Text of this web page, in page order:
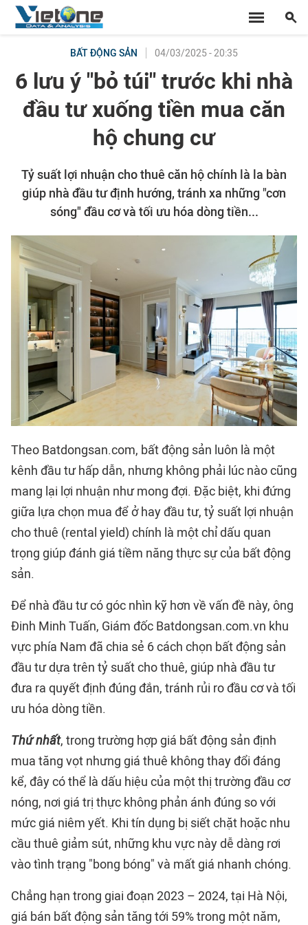
BẤT ĐỘNG SẢN 04/03/2025 - 20:35
6 lưu ý "bỏ túi" trước khi nhà
đầu tư xuống tiền mua căn
hộ chung cư
Tỷ suất lợi nhuận cho thuê căn hộ chính là la bàn
giúp nhà đầu tư định hướng, tránh xa những "cơn
sóng" đầu cơ và tối ưu hóa dòng tiền...
Theo Batdongsan.com, bất động sản luôn là một
kênh đầu tư hấp dẫn, nhưng không phải lúc nào cũng
mang lại lợi nhuận như mong đợi. Đặc biệt, khi đứng
giữa lựa chọn mua để ở hay đầu tư, tỷ suất lợi nhuận
cho thuê (rental yield) chính là một chỉ dấu quan
trọng giúp đánh giá tiềm năng thực sự của bất động
sản.
Để nhà đầu tư có góc nhìn kỹ hơn về vấn đề này, ông
Đinh Minh Tuấn, Giám đốc Batdongsan.com.vn khu
vực phía Nam đã chia sẻ 6 cách chọn bất động sản
đầu tư dựa trên tỷ suất cho thuê, giúp nhà đầu tư
đưa ra quyết định đúng đắn, tránh rủi ro đầu cơ và tối
ưu hóa dòng tiền.
Thứ nhất, trong trường hợp giá bất động sản định
mua tăng vọt nhưng giá thuê không thay đổi đáng
kể, đây có thể là dấu hiệu của một thị trường đầu cơ
nóng, nơi giá trị thực không phản ánh đúng so với
mức giá niêm yết. Khi tín dụng bị siết chặt hoặc nhu
cầu thuê giảm sút, những khu vực này dễ dàng rơi
vào tình trạng "bong bóng" và mất giá nhanh chóng.
Chẳng hạn trong giai đoạn 2023 – 2024, tại Hà Nội,
giá bán bất động sản tăng tới 59% trong một năm,